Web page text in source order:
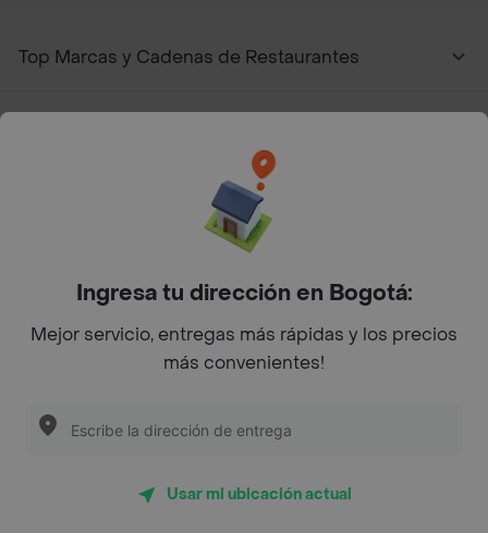
Top Marcas y Cadenas de Restaurantes
Google play
Pide tu comida favorita cerca de ti
Categorías
Únete a Rappi
Ingresa tu dirección en Bogotá:
Mejor servicio, entregas más rápidas y los precios
más convenientes!
Usar mi ubicación actual